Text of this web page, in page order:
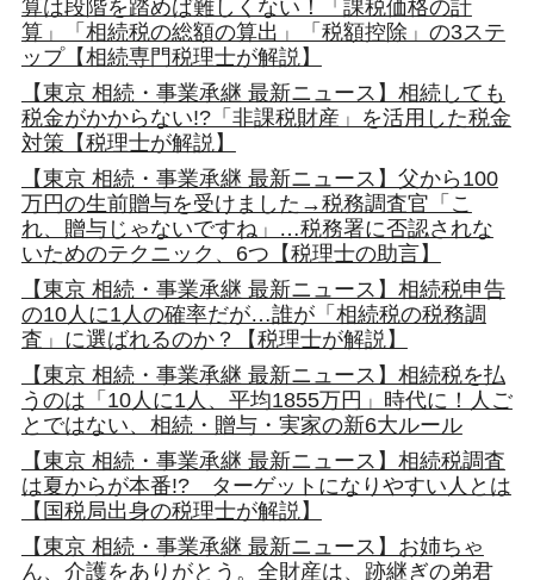
算は段階を踏めば難しくない！「課税価格の計
算」「相続税の総額の算出」「税額控除」の3ステ
ップ【相続専門税理士が解説】
【東京 相続・事業承継 最新ニュース】相続しても
税金がかからない!?「非課税財産」を活用した税金
対策【税理士が解説】
【東京 相続・事業承継 最新ニュース】父から100
万円の生前贈与を受けました→税務調査官「こ
れ、贈与じゃないですね」…税務署に否認されな
いためのテクニック、6つ【税理士の助言】
【東京 相続・事業承継 最新ニュース】相続税申告
の10人に1人の確率だが…誰が「相続税の税務調
査」に選ばれるのか？【税理士が解説】
【東京 相続・事業承継 最新ニュース】相続税を払
うのは「10人に1人、平均1855万円」時代に！人ご
とではない、相続・贈与・実家の新6大ルール
【東京 相続・事業承継 最新ニュース】相続税調査
は夏からが本番!? ターゲットになりやすい人とは
【国税局出身の税理士が解説】
【東京 相続・事業承継 最新ニュース】お姉ちゃ
ん、介護をありがとう。全財産は、跡継ぎの弟君